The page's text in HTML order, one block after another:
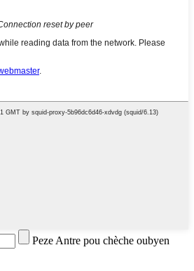
Peze Antre pou chèche oubyen